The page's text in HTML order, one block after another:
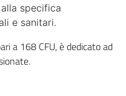
specifica
e sanitari.
a 168 CFU, è dedicato ad